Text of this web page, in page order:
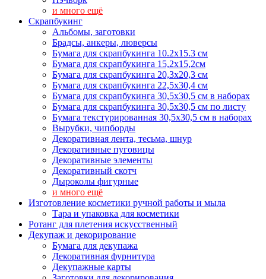
и много ещё
Скрапбукинг
Альбомы, заготовки
Брадсы, анкеры, люверсы
Бумага для скрапбукинга 10.2х15.3 см
Бумага для скрапбукинга 15,2х15,2см
Бумага для скрапбукинга 20,3х20,3 см
Бумага для скрапбукинга 22,5х30,4 см
Бумага для скрапбукинга 30,5х30,5 см в наборах
Бумага для скрапбукинга 30,5х30,5 см по листу
Бумага текстурированная 30,5х30,5 см в наборах
Вырубки, чипборды
Декоративная лента, тесьма, шнур
Декоративные пуговицы
Декоративные элементы
Декоративный скотч
Дыроколы фигурные
и много ещё
Изготовление косметики ручной работы и мыла
Тара и упаковка для косметики
Ротанг для плетения искусственный
Декупаж и декорирование
Бумага для декупажа
Декоративная фурнитура
Декупажные карты